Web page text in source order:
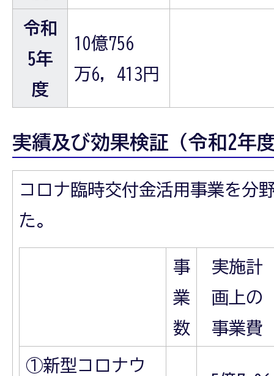
令和
5年
度
10億756
万6, 413円
実績及び効果検証（令和2年
コロナ臨時交付金活用事業を分
た。
事
業
数
実施計
画上の
事業費
①新型コロナウ